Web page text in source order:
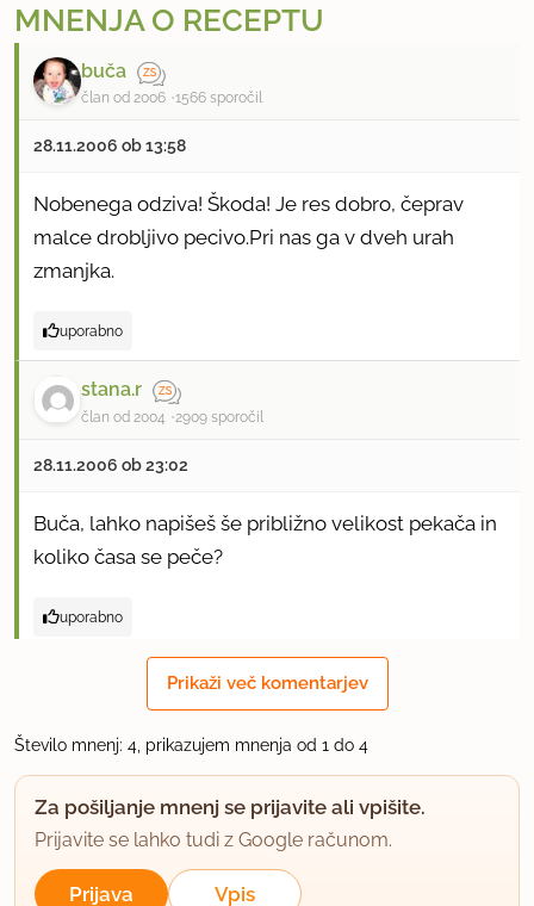
MNENJA O RECEPTU
buča
član od 2006 1566 sporočil
28.11.2006 ob 13:58
Nobenega odziva! Škoda! Je res dobro, čeprav
malce drobljivo pecivo.Pri nas ga v dveh urah
zmanjka.
uporabno
stana.r
član od 2004 2909 sporočil
28.11.2006 ob 23:02
Buča, lahko napišeš še približno velikost pekača in
koliko časa se peče?
uporabno
član od 2006
29.11.2006 ob 10:47
Pekač manjši (22 x 32) ali nekaj podobnega.Pečeš
pa pri 180 stopinjah približno 3/4 ure,odvisno od
pečice.Lahko pol orehov zmeljete, pol pa zrežete
Prikaži več komentarjev
Število mnenj: 4, prikazujem mnenja od 1 do 4
Za pošiljanje mnenj se prijavite ali vpišite.
Prijavite se lahko tudi z Google računom.
Prijava Vpis